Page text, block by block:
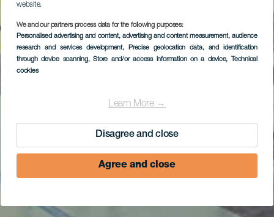
website.
We and our partners process data for the following purposes:
Personalised advertising and content, advertising and content measurement, audience
research and services development, Precise geolocation data, and identification
through device scanning, Store and/or access information on a device, Technical
cookies
Learn More →
Disagree and close
Agree and close